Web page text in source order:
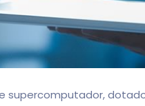
supercomputador,